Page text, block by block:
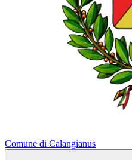
Comune di Calangianus